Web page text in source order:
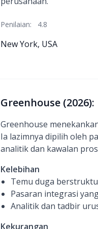
Penilaian: 4.8
New York, USA
Greenhouse
Greenhouse
Ia lazimnya dipilih oleh
analitik dan kawalan
Kelebihan
Temu duga
Pasaran integrasi
Analitik dan tadbir
Kekurangan